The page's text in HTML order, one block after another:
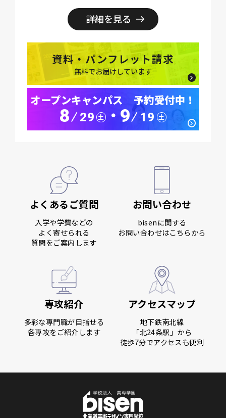
詳細を見る
資料・パンフレット請求
無料でお届けしています
オープンキャンパス 予約受付中！
8 29 土 ･ 9 19 土
よくあるご質問
入学や学費などの
よく寄せられる
質問をご案内します
お問い合わせ
bisenに関する
お問い合わせはこちらから
専攻紹介
多彩な専門職が目指せる
各専攻をご紹介します
アクセスマップ
地下鉄南北線
「北24条駅」から
徒歩7分でアクセスも便利